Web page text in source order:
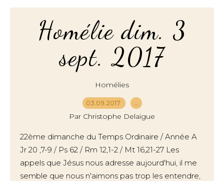
Homélie dim. 3
sept. 2017
Homélies
03.09.2017 …
Par Christophe Delaigue
22ème dimanche du Temps Ordinaire / Année A
Jr 20 ,7-9 / Ps 62 / Rm 12,1-2 / Mt 16,21-27 Les
appels que Jésus nous adresse aujourd'hui, il me
semble que nous n'aimons pas trop les entendre,